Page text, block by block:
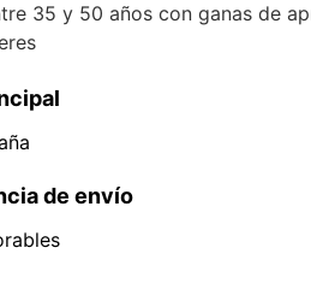
35 y 50 años con ganas de
de envío